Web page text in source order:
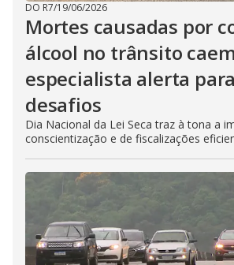
DO R7/19/06/2026
Mortes causadas por
álcool no trânsito
especialista alerta
desafios
Dia Nacional da Lei Seca traz à tona a
conscientização e de fiscalizações